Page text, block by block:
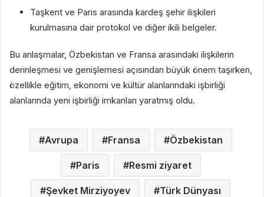
Taşkent ve Paris arasında kardeş şehir ilişkileri
kurulmasına dair protokol ve diğer ikili belgeler.
Bu anlaşmalar, Özbekistan ve Fransa arasındaki ilişkilerin
derinleşmesi ve genişlemesi açısından büyük önem taşırken,
özellikle eğitim, ekonomi ve kültür alanlarındaki işbirliği
alanlarında yeni işbirliği imkanları yaratmış oldu.
Avrupa Fransa Özbekistan
Paris Resmi ziyaret
Şevket Mirziyoyev Türk Dünyası